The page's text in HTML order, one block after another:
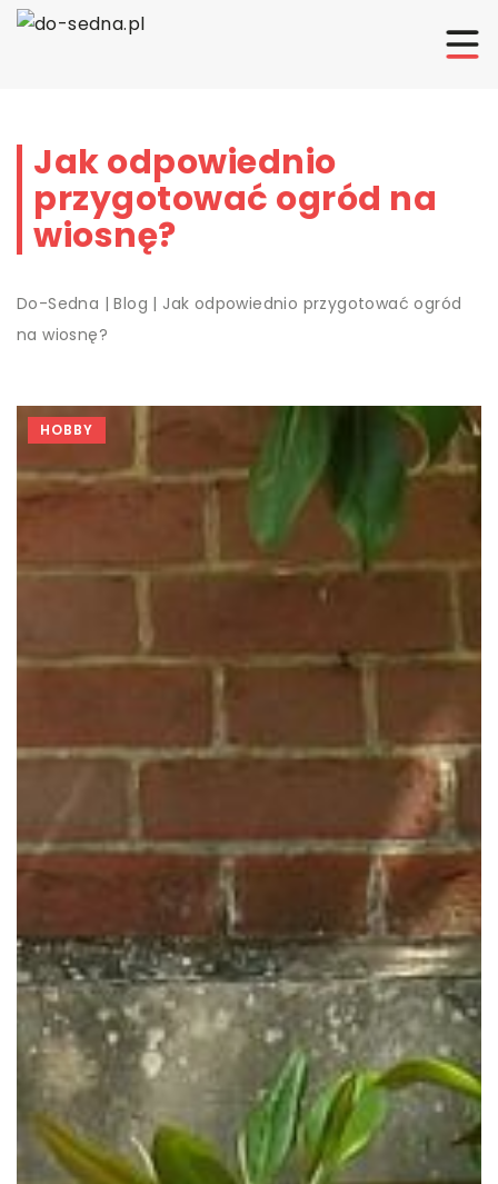
Jak odpowiednio
przygotować ogród na
wiosnę?
Do-Sedna |Blog | Jak odpowiednio przygotować ogród
na wiosnę?
HOBBY